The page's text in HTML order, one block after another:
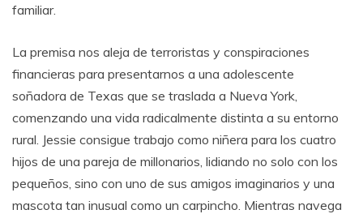
familiar.
La premisa nos aleja de terroristas y conspiraciones
financieras para presentarnos a una adolescente
soñadora de Texas que se traslada a Nueva York,
comenzando una vida radicalmente distinta a su entorno
rural. Jessie consigue trabajo como niñera para los cuatro
hijos de una pareja de millonarios, lidiando no solo con los
pequeños, sino con uno de sus amigos imaginarios y una
mascota tan inusual como un carpincho. Mientras navega